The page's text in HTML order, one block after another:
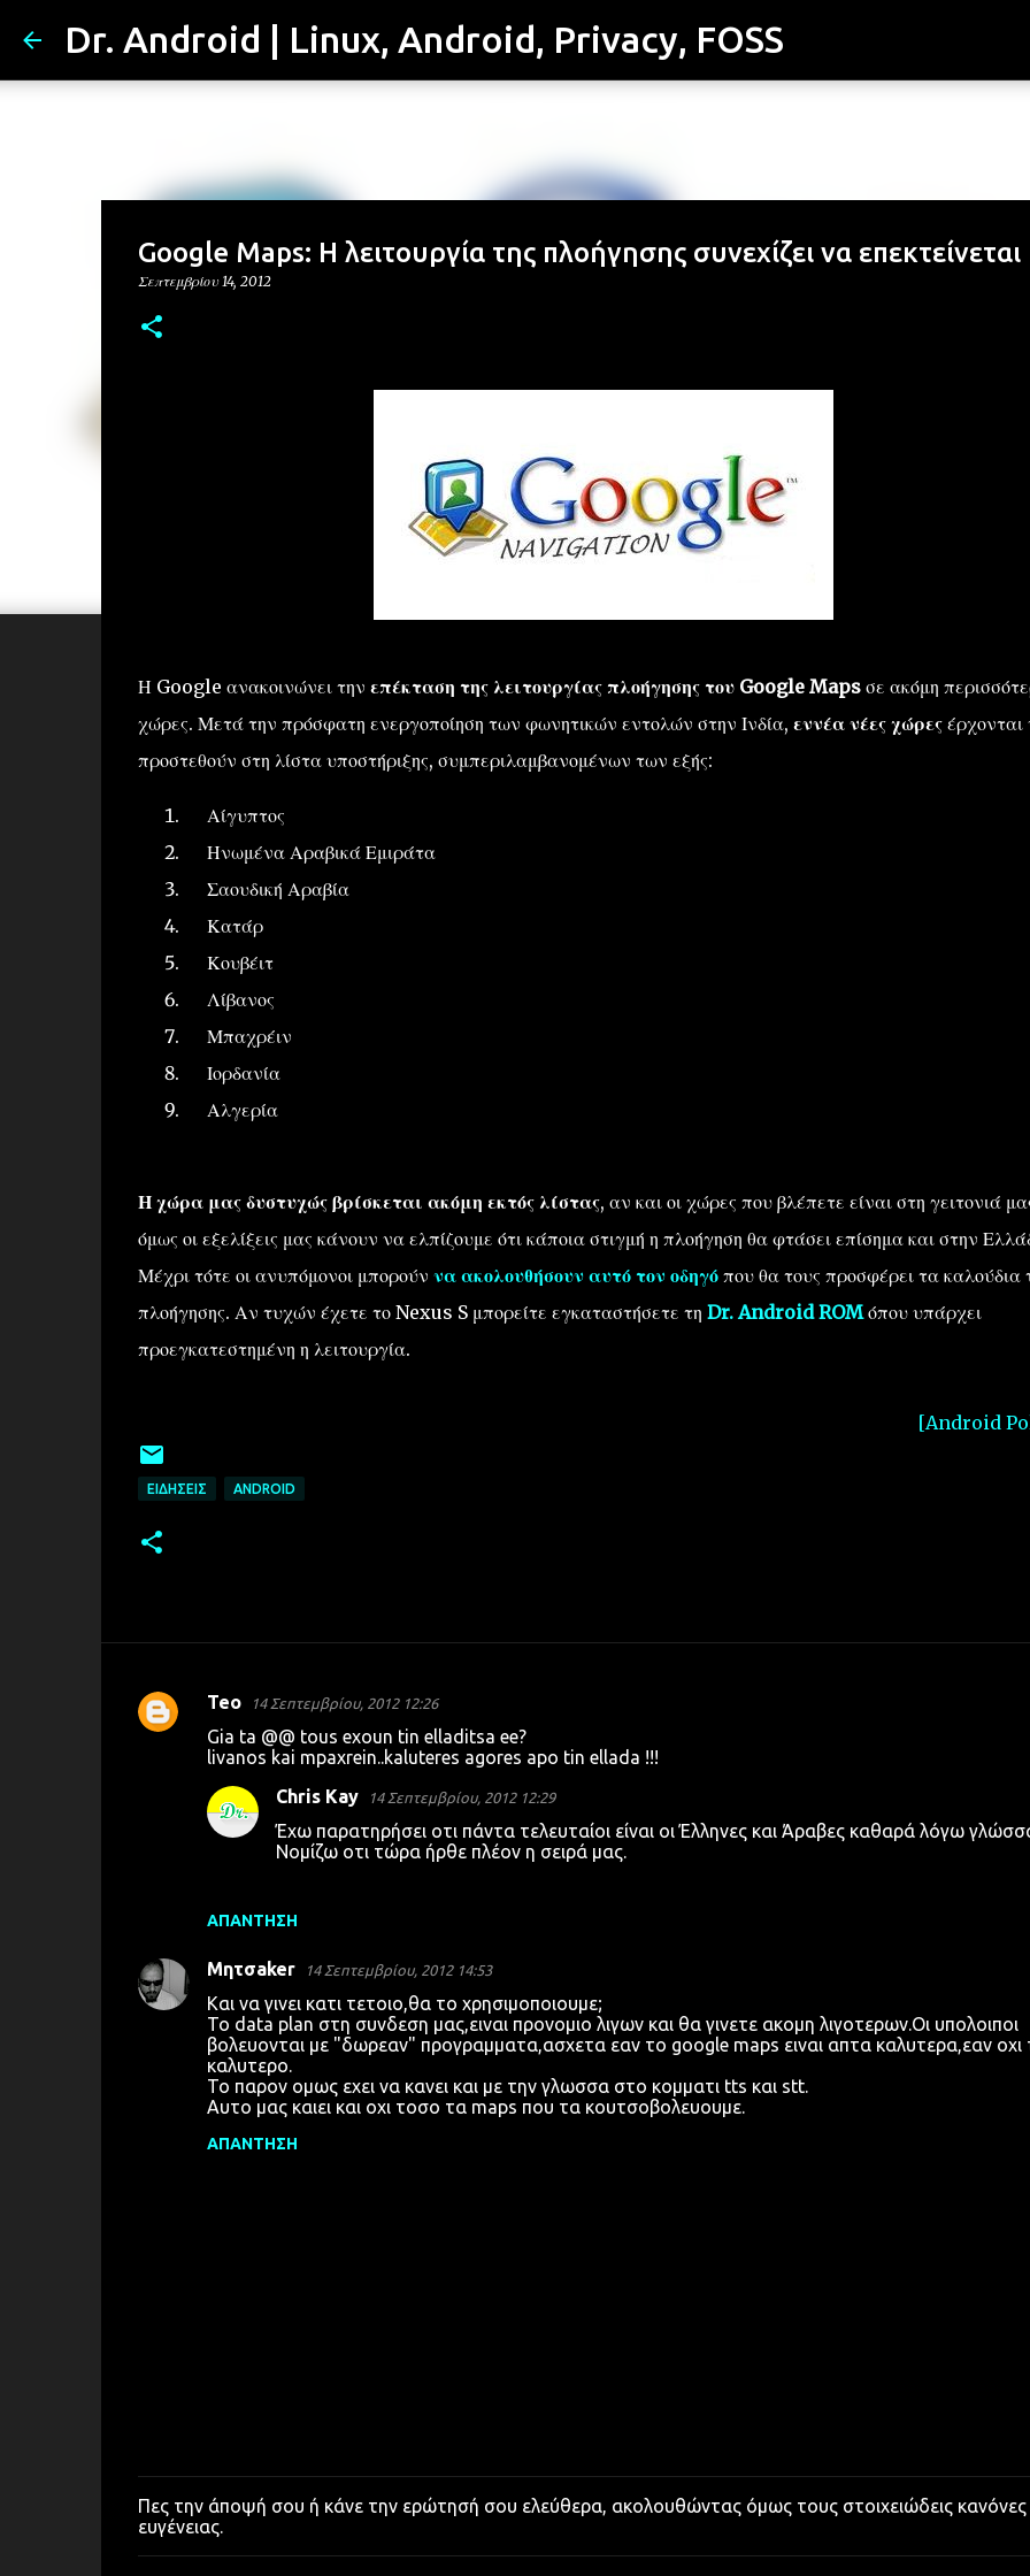
Μετάβαση στο κύριο περιεχόμενο
Dr. Android | Linux, Android, Privacy, FOSS
Google Maps: H λειτουργία της πλοήγησης συνεχίζει να επεκτείνεται
Σεπτεμβρίου 14, 2012
Η Google ανακοινώνει την επέκταση της λειτουργίας πλοήγησης του Google Mapsσε ακόμη
χώρες. Μετάτην πρόσφατη ενεργοποίηση των φωνητικών εντολών στην Ινδία, εννέα νέες χώρεςέρχονται
προστεθούν στη λίστα υποστήριξης, συμπεριλαμβανομένων των εξής:
Αίγυπτος
Ηνωμένα Αραβικά Εμιράτα
Σαουδική Αραβία
Κατάρ
Κουβέιτ
Λίβανος
Μπαχρέιν
Ιορδανία
Αλγερία
Η χώρα μας δυστυχώς βρίσκεται ακόμη εκτός λίστας, αν και οι χώρες που βλέπετε είναι στη γειτονιά
όμως οι εξελίξεις μας κάνουν να ελπίζουμε ότι κάποια στιγμή η πλοήγηση θα φτάσει επίσημα και στην
Μέχρι τότε οι ανυπόμονοι μπορούν να ακολουθήσουν αυτό τον οδηγόπου θα τους προσφέρει τα καλούδια
πλοήγησης. Αν τυχών έχετε το Nexus S μπορείτε εγκαταστήσετε τη Dr. Android ROMόπου υπάρχει
προεγκατεστημένη η λειτουργία.
[Android
ΕΙΔΉΣΕΙΣ ANDROID
Σ
Teo 14 Σεπτεμβρίου, 2012 12:26
Gia ta @@ tous exoun tin elladitsa ee?
livanos kai mpaxrein..kaluteres agores apo tin ellada !!!
ΑΠΆΝΤΗΣΗ
Chris Kay 14 Σεπτεμβρίου, 2012 12:29
Έχω παρατηρήσει οτι πάντα τελευταίοι είναι οι Έλληνες και Άραβες καθαρά λόγω
Νομίζω οτι τώρα ήρθε πλέον η σειρά μας.
Μητσaker 14 Σεπτεμβρίου, 2012 14:53
Και να γινει κατι τετοιο,θα το χρησιμοποιουμε;
Το data plan στη συνδεση μας,ειναι προνομιο λιγων και θα γινετε ακομη λιγοτερων.Οι υπολοιποι
βολευονται με "δωρεαν" προγραμματα,ασχετα εαν το google maps ειναι απτα καλυτερα,εαν οχι
καλυτερο.
Το παρον ομως εχει να κανει και με την γλωσσα στο κομματι tts και stt.
Αυτο μας καιει και οχι τοσο τα maps που τα κουτσοβολευουμε.
ΑΠΆΝΤΗΣΗ
Δ
η
μ
Πες την άποψή σου ή κάνε την ερώτησή σου ελεύθερα, ακολουθώντας όμως τους στοιχειώδεις κανόνες
ευγένειας.